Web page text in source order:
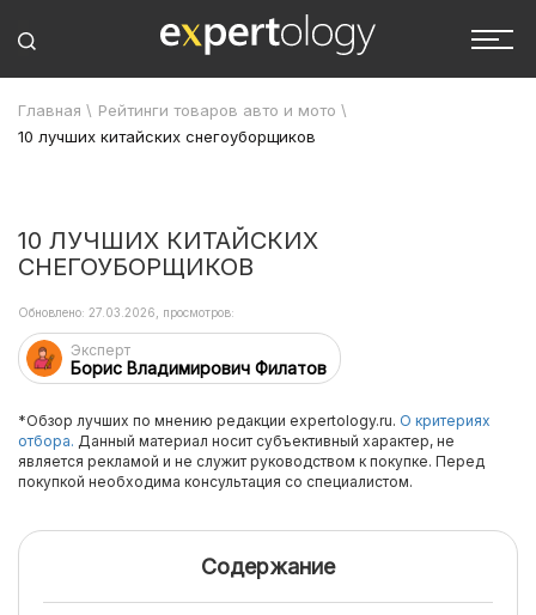
Главная \ Рейтинги товаров авто и мото \
10 лучших китайских снегоуборщиков
10 ЛУЧШИХ КИТАЙСКИХ
СНЕГОУБОРЩИКОВ
Эксперт
Борис Владимирович Филатов
Обновлено: 27.03.2026, просмотров:
*Обзор лучших по мнению редакции expertology.ru. О критериях
отбора. Данный материал носит субъективный характер, не
является рекламой и не служит руководством к покупке. Перед
покупкой необходима консультация со специалистом.
Содержание